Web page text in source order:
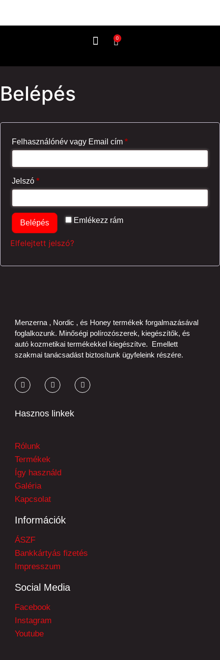
0
Belépés
Felhasználónév vagy Email cím *
Jelszó *
Emlékezz rám
Belépés
Elfelejtett jelszó?
Menzerna , Nordic , és Honey termékek forgalmazásával
foglalkozunk. Minőségi polírozószerek, kiegészítők, és
autó kozmetikai termékekkel kiegészítve. Emellett
szakmai tanácsadást biztosítunk ügyfeleink részére.
Hasznos linkek
Rólunk
Termékek
Így használd
Galéria
Kapcsolat
Információk
ÁSZF
Bankkártyás fizetés
Impresszum
Social Media
Facebook
Instagram
Youtube